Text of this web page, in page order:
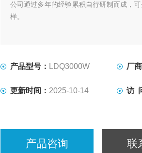
公司通过多年的经验累积自行研制而成，
样。
产品型号： LDQ3000W 厂
更新时间： 2025-10-14 访
产品咨询 联